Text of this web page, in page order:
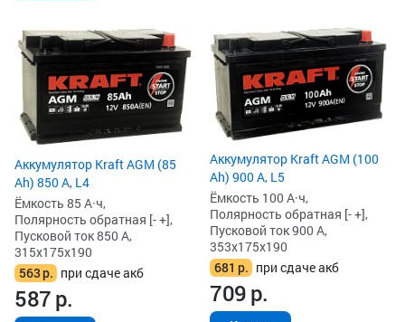
Аккумулятор Kraft AGM (85
Ah) 850 А, L4
Ёмкость 85 А·ч,
Полярность обратная [- +],
Пусковой ток 850 А,
315x175x190
563р. при сдаче акб
587р.
Аккумулятор Kraft AGM (100
Ah) 900 А, L5
Ёмкость 100 А·ч,
Полярность обратная [- +],
Пусковой ток 900 А,
353x175x190
681 р. при сдаче акб
709р.